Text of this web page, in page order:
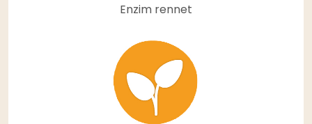
Enzim rennet